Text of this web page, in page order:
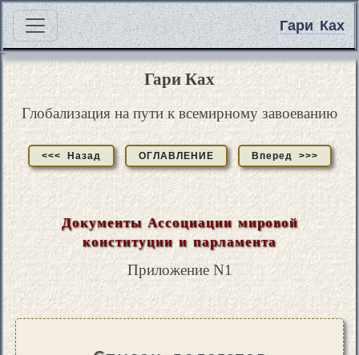
Гари Ках
Гари Ках
Глобализация на пути к всемирному завоеванию
<<< Назад ОГЛАВЛЕНИЕ Вперед >>>
Документы Ассоциации мировой
конституции и парламента
Приложение N1